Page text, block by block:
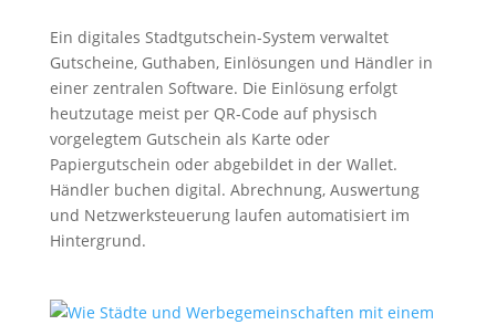
Ein digitales Stadtgutschein-System verwaltet
Gutscheine, Guthaben, Einlösungen und Händler in
einer zentralen Software. Die Einlösung erfolgt
heutzutage meist per QR-Code auf physisch
vorgelegtem Gutschein als Karte oder
Papiergutschein oder abgebildet in der Wallet.
Händler buchen digital. Abrechnung, Auswertung
und Netzwerksteuerung laufen automatisiert im
Hintergrund.